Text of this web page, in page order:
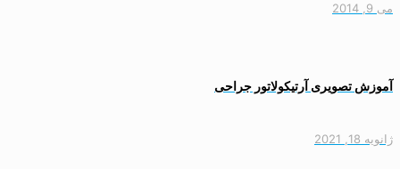
می 9, 2014
آموزش تصویری آرتیکولاتور جراحی
ژانویه 18, 2021